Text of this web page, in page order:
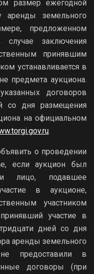
размер ежегодной
аренды земельного
предложенном
заключения
принявшим
устанавливается в
предмета аукциона.
договоров
со дня размещения
на официальном
.
о проведении
если аукцион был
и лицо, подавшее
в аукционе,
участником
участие в
дней со дня
аренды земельного
предоставили в
договоры (при